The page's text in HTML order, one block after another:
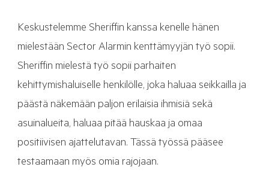
Keskustelemme Sheriffin kanssa kenelle hänen
mielestään Sector Alarmin kenttämyyjän työ sopii.
Sheriffin mielestä työ sopii parhaiten
kehittymishaluiselle henkilölle, joka haluaa seikkailla ja
päästä näkemään paljon erilaisia ihmisiä sekä
asuinalueita, haluaa pitää hauskaa ja omaa
positiivisen ajattelutavan. Tässä työssä pääsee
testaamaan myös omia rajojaan.